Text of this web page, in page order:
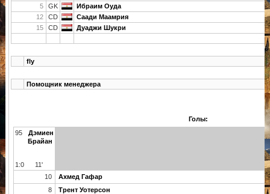
5 GK
Ибраим Оуда
12
CD
Саади Маамрия
15
CD Дуаджи Шукри
fly
Помощник менеджера
Голы:
95
Дэмиен
Брайан
1:0
11'
10
Ахмед Гафар
8
Трент Уотерсон